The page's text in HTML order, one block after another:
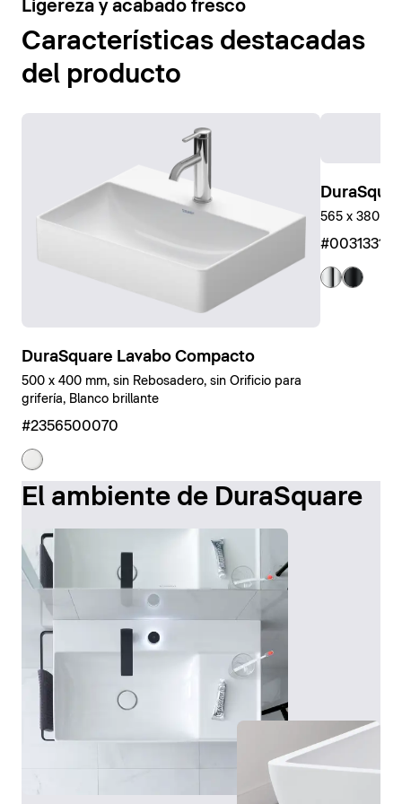
Mostrar bañeras
Ligereza y acabado fresco
Características destacadas
del producto
DuraSquare Lavabo Compacto
500 x 400 mm, sin Rebosadero, sin Orificio para
grifería, Blanco brillante
#2356500070
565 x 380 x
El ambiente de DuraSquare